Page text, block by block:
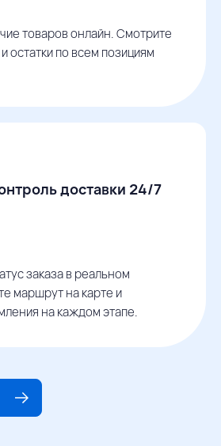
товаров онлайн. Смотрите
остатки по всем позициям
доставки 24/7
заказа в реальном
маршрут на карте и
на каждом этапе.